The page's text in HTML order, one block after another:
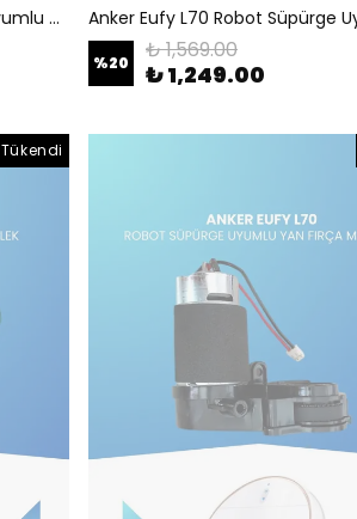
Anker Eufy L70 Robot Süpürge Uyumlu Ana Fırça Motoru T2190
%20 ₺ 1,569.00
₺ 1,249.00
Tükendi